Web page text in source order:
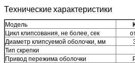
Технические характеристики
Модель
Цикл клипсования, не более, сек
Диаметр клипсуемой оболочки, мм
Тип скрепки
Привод пережима оболочки